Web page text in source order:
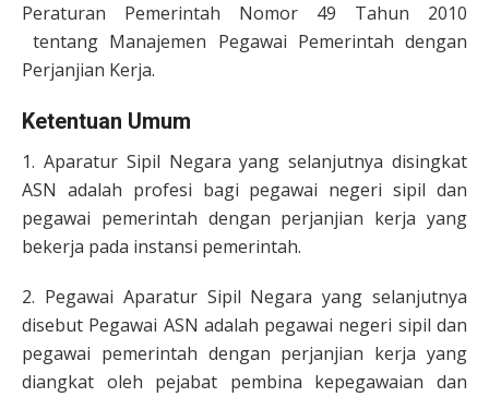
Peraturan Pemerintah Nomor 49 Tahun 2010
tentang Manajemen Pegawai Pemerintah dengan
Perjanjian Kerja.
Ketentuan Umum
1. Aparatur Sipil Negara yang selanjutnya disingkat
ASN adalah profesi bagi pegawai negeri sipil dan
pegawai pemerintah dengan perjanjian kerja yang
bekerja pada instansi pemerintah.
2. Pegawai Aparatur Sipil Negara yang selanjutnya
disebut Pegawai ASN adalah pegawai negeri sipil dan
pegawai pemerintah dengan perjanjian kerja yang
diangkat oleh pejabat pembina kepegawaian dan